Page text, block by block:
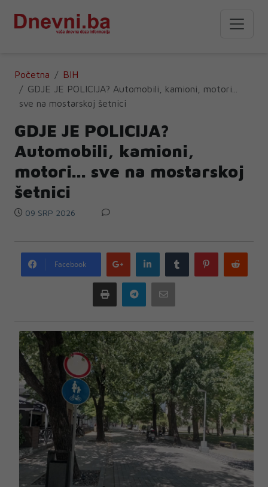
Početna
BIH
GDJE JE POLICIJA? Automobili, kamioni, motori...
sve na mostarskoj šetnici
GDJE JE POLICIJA?
Automobili, kamioni,
motori... sve na mostarskoj
šetnici
09 SRP 2026
Facebook
Google
plus
LinkedIn Tumblr Pinterest
Print Telegram